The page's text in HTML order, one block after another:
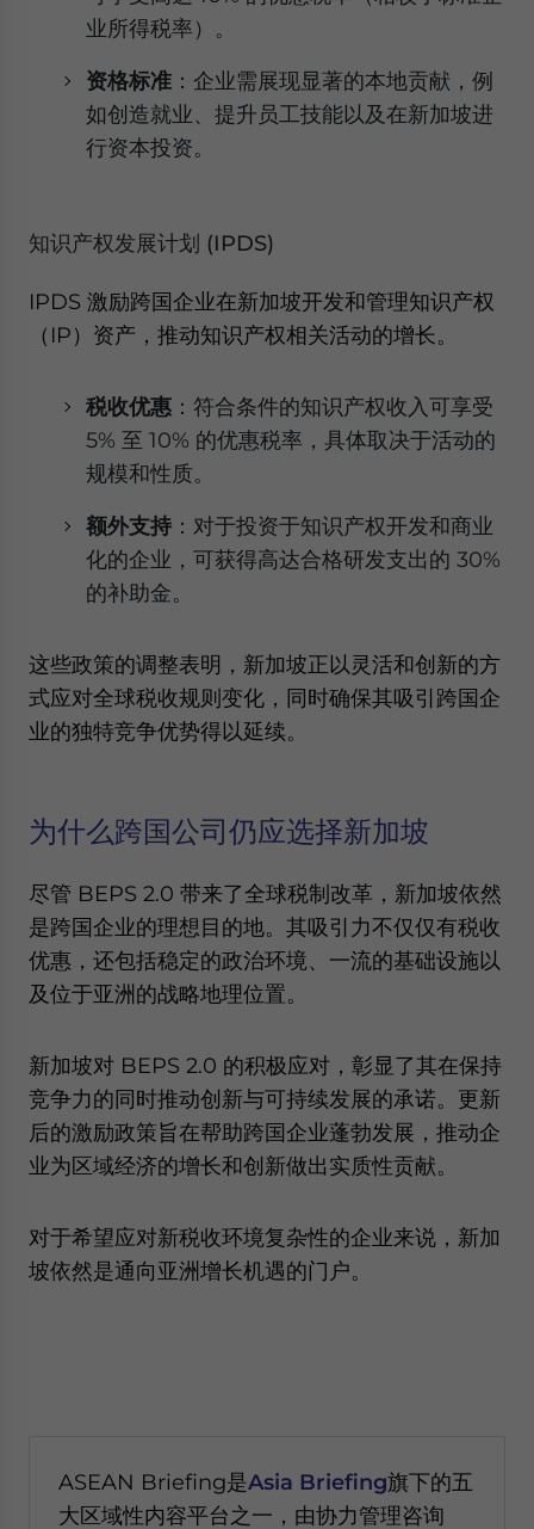
业所得税率）。
资格标准 ：企业需展现显著的本地贡献，例
如创造就业、提升员工技能以及在新加坡进
行资本投资。
知识产权发展计划 (IPDS)
IPDS 激励跨国企业在新加坡开发和管理知识产权
（IP）资产，推动知识产权相关活动的增长。
税收优惠 ：符合条件的知识产权收入可享受
5% 至 10% 的优惠税率，具体取决于活动的
规模和性质。
额外支持 ：对于投资于知识产权开发和商业
化的企业，可获得高达合格研发支出的 30%
的补助金。
这些政策的调整表明，新加坡正以灵活和创新的方
式应对全球税收规则变化，同时确保其吸引跨国企
业的独特竞争优势得以延续。
为什么跨国公司仍应选择新加坡
尽管 BEPS 2.0 带来了全球税制改革，新加坡依然
是跨国企业的理想目的地。其吸引力不仅仅有税收
优惠，还包括稳定的政治环境、一流的基础设施以
及位于亚洲的战略地理位置。
新加坡对 BEPS 2.0 的积极应对，彰显了其在保持
竞争力的同时推动创新与可持续发展的承诺。更新
后的激励政策旨在帮助跨国企业蓬勃发展，推动企
业为区域经济的增长和创新做出实质性贡献。
对于希望应对新税收环境复杂性的企业来说，新加
坡依然是通向亚洲增长机遇的门户。
ASEAN Briefing是Asia Briefing旗下的五
大区域性内容平台之一，由协力管理咨询